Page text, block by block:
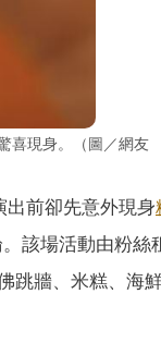
喜現身。（圖／網友
出前卻先意外現身
該場活動由粉絲
跳牆、米糕、海